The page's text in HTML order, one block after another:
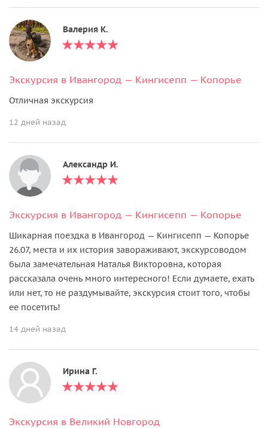
Валерия К.
Экскурсия в Ивангород — Кингисепп — Копорье
Отличная экскурсия
12 дней назад
Александр И.
Экскурсия в Ивангород — Кингисепп — Копорье
Шикарная поездка в Ивангород — Кингисепп — Копорье
26.07, места и их история завораживают, экскурсоводом
была замечательная Наталья Викторовна, которая
рассказала очень много интересного! Если думаете, ехать
или нет, то не раздумывайте, экскурсия стоит того, чтобы
ее посетить!
14 дней назад
Ирина Г.
Экскурсия в Великий Новгород